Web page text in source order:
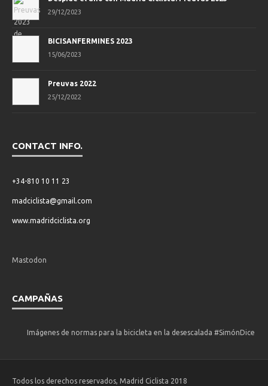
29/12/2023
BICISANFERMINES 2023
15/06/2023
Preuvas 2022
25/12/2022
CONTACT INFO.
+34-810 10 11 23
madciclista@gmail.com
www.madridciclista.org
Mastodon
CAMPAÑAS
Imágenes de normas para la bicicleta en la desescalada #SimónDice
Todos los derechos reservados, Madrid Ciclista 2018